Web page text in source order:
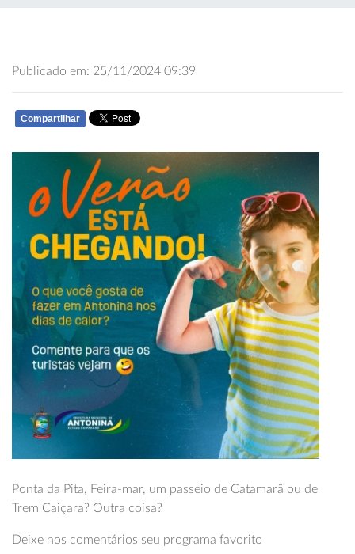
Publicado em: 25/11/2024 09:39
Compartilhar
Ponta da Pita, Feira-mar, um passeio de Catamarã ou de
Trem Caiçara? Outra coisa?
Deixe nos comentários seu programa favorito